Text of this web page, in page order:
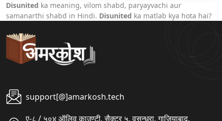
Disunited ka meaning, vilom shabd, paryayvachi aur
samanarthi shabd in Hindi. Disunited ka matlab kya hota hai?
support[@]amarkosh.tech
ए-८ / ५०४ ऑलिव काउण्टी, सैक्टर ५, वसुन्धरा, गाजियाबाद,